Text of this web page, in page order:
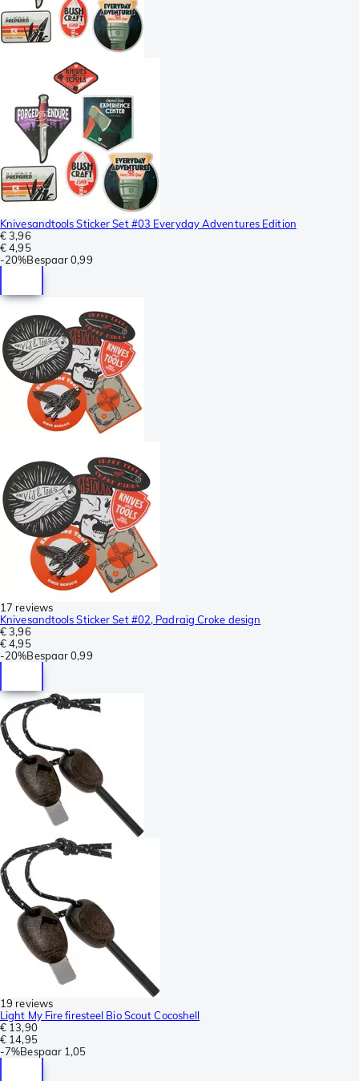
Knivesandtools Sticker Set #03 Everyday Adventures Edition
€ 3,96
€ 4,95
-20%Bespaar 0,99
17 reviews
Knivesandtools Sticker Set #02, Padraig Croke design
€ 3,96
€ 4,95
-20%Bespaar 0,99
19 reviews
Light My Fire firesteel Bio Scout Cocoshell
€ 13,90
€ 14,95
-7%Bespaar 1,05